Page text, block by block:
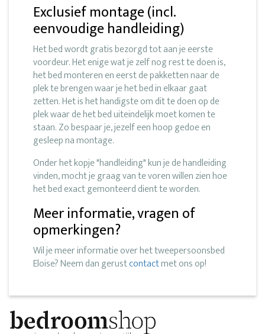
Exclusief montage (incl.
eenvoudige handleiding)
Het bed wordt gratis bezorgd tot aan je eerste
voordeur. Het enige wat je zelf nog rest te doen is,
het bed monteren en eerst de pakketten naar de
plek te brengen waar je het bed in elkaar gaat
zetten. Het is het handigste om dit te doen op de
plek waar de het bed uiteindelijk moet komen te
staan. Zo bespaar je, jezelf een hoop gedoe en
gesleep na montage.
Onder het kopje "handleiding" kun je de handleiding
vinden, mocht je graag van te voren willen zien hoe
het bed exact gemonteerd dient te worden.
Meer informatie, vragen of
opmerkingen?
Wil je meer informatie over het tweepersoonsbed
Eloise? Neem dan gerustcontactmet ons op!